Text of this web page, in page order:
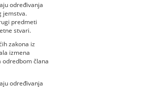
određivanja
jemstva.
predmeti
stvari.
zakona iz
izmena
odredbom člana
određivanja